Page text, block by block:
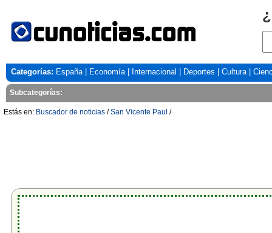
Categorías: España| Economía| Internacional Deportes Cultura|
Subcategorías:
Estás en: Buscador de noticias /San Vicente Paul /